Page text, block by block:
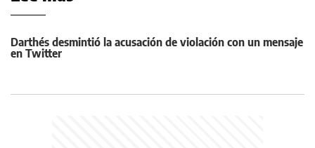
Darthés desmintió la acusación de violación con un mensaje
en Twitter